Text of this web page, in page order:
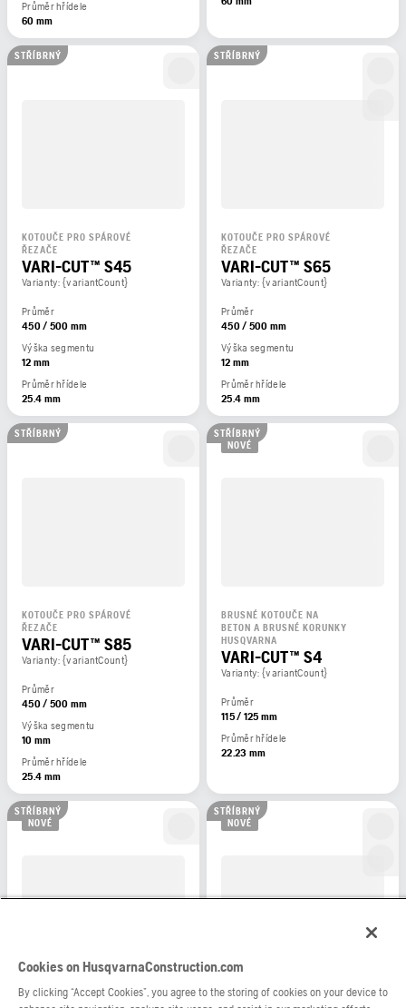
Průměr hřídele
60 mm
STŘÍBRNÝ
KOTOUČE PRO SPÁROVÉ
ŘEZAČE
VARI-CUT™ S45
Varianty: {variantCount}
Průměr
450 / 500 mm
Výška segmentu
12 mm
Průměr hřídele
25.4 mm
STŘÍBRNÝ
KOTOUČE PRO SPÁROVÉ
ŘEZAČE
VARI-CUT™ S65
Varianty: {variantCount}
Průměr
450 / 500 mm
Výška segmentu
12 mm
Průměr hřídele
25.4 mm
STŘÍBRNÝ
KOTOUČE PRO SPÁROVÉ
ŘEZAČE
VARI-CUT™ S85
Varianty: {variantCount}
Průměr
450 / 500 mm
Výška segmentu
10 mm
Průměr hřídele
25.4 mm
STŘÍBRNÝ
NOVÉ
BRUSNÉ KOTOUČE NA
BETON A BRUSNÉ KORUNKY
HUSQVARNA
VARI-CUT™ S4
Varianty: {variantCount}
Průměr
115 / 125 mm
Průměr hřídele
22.23 mm
STŘÍBRNÝ
NOVÉ
BRUSNÉ KOTOUČE NA
BETON A BRUSNÉ KORUNKY
STŘÍBRNÝ
NOVÉ
BRUSNÉ KOTOUČE NA
BETON A BRUSNÉ KORUNKY
Cookies on HusqvarnaConstruction.com
By clicking “Accept Cookies”, you agree to the storing of cookies on your device to